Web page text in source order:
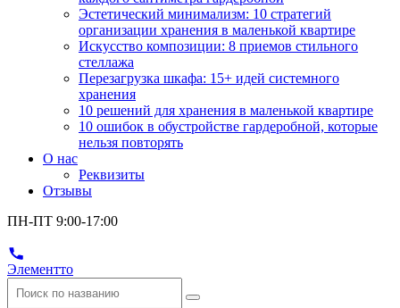
Эстетический минимализм: 10 стратегий
организации хранения в маленькой квартире
Искусство композиции: 8 приемов стильного
стеллажа
Перезагрузка шкафа: 15+ идей системного
хранения
10 решений для хранения в маленькой квартире
10 ошибок в обустройстве гардеробной, которые
нельзя повторять
О нас
Реквизиты
Отзывы
ПН-ПТ 9:00-17:00
Элементто